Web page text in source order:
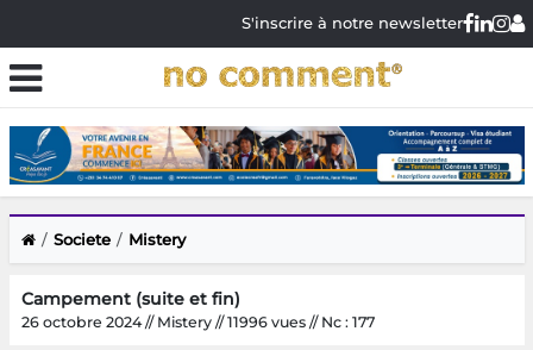
S'inscrire à notre newsletter
Societe Mistery
Campement (suite et fin)
26 octobre 2024 // Mistery // 11996 vues // Nc : 177